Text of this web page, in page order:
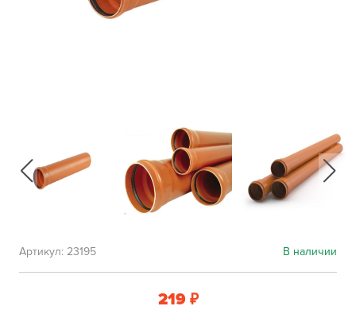
В наличии
Артикул: 23195
219 ₽